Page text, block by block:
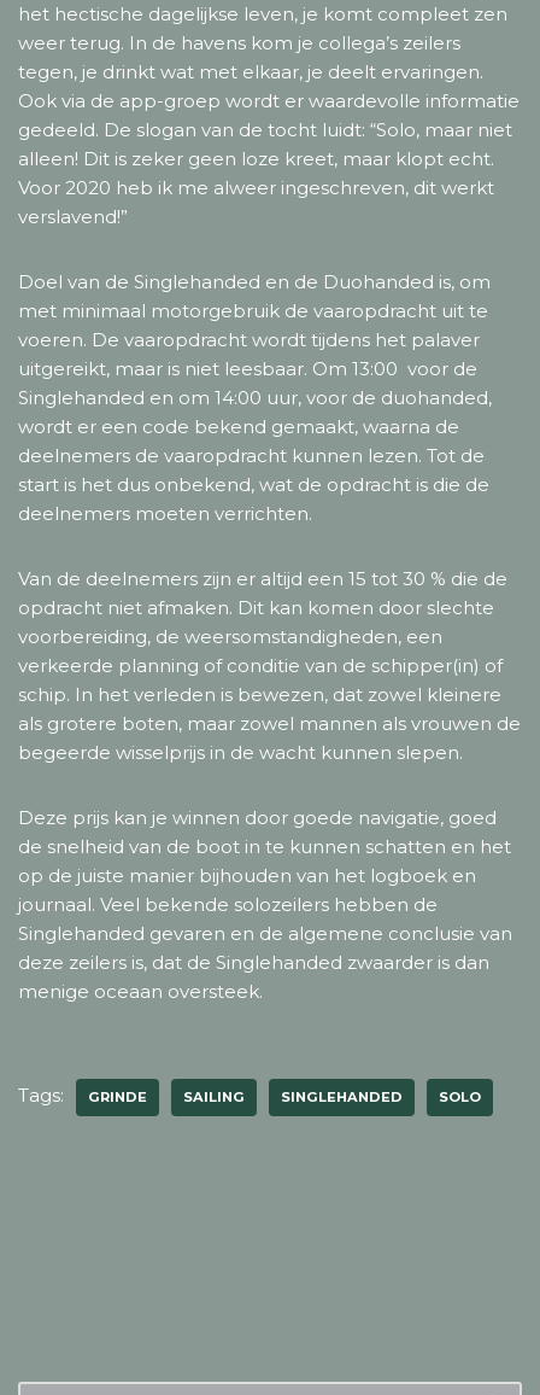
het hectische dagelijkse leven, je komt compleet zen
weer terug. In de havens kom je collega’s zeilers
tegen, je drinkt wat met elkaar, je deelt ervaringen.
Ook via de app-groep wordt er waardevolle informatie
gedeeld. De slogan van de tocht luidt: “Solo, maar niet
alleen! Dit is zeker geen loze kreet, maar klopt echt.
Voor 2020 heb ik me alweer ingeschreven, dit werkt
verslavend!”
Doel van de Singlehanded en de Duohanded is, om
met minimaal motorgebruik de vaaropdracht uit te
voeren. De vaaropdracht wordt tijdens het palaver
uitgereikt, maar is niet leesbaar. Om 13:00 voor de
Singlehanded en om 14:00 uur, voor de duohanded,
wordt er een code bekend gemaakt, waarna de
deelnemers de vaaropdracht kunnen lezen. Tot de
start is het dus onbekend, wat de opdracht is die de
deelnemers moeten verrichten.
Van de deelnemers zijn er altijd een 15 tot 30 % die de
opdracht niet afmaken. Dit kan komen door slechte
voorbereiding, de weersomstandigheden, een
verkeerde planning of conditie van de schipper(in) of
schip. In het verleden is bewezen, dat zowel kleinere
als grotere boten, maar zowel mannen als vrouwen de
begeerde wisselprijs in de wacht kunnen slepen.
Deze prijs kan je winnen door goede navigatie, goed
de snelheid van de boot in te kunnen schatten en het
op de juiste manier bijhouden van het logboek en
journaal. Veel bekende solozeilers hebben de
Singlehanded gevaren en de algemene conclusie van
deze zeilers is, dat de Singlehanded zwaarder is dan
menige oceaan oversteek.
Tags: GRINDE SAILING SINGLEHANDED SOLO